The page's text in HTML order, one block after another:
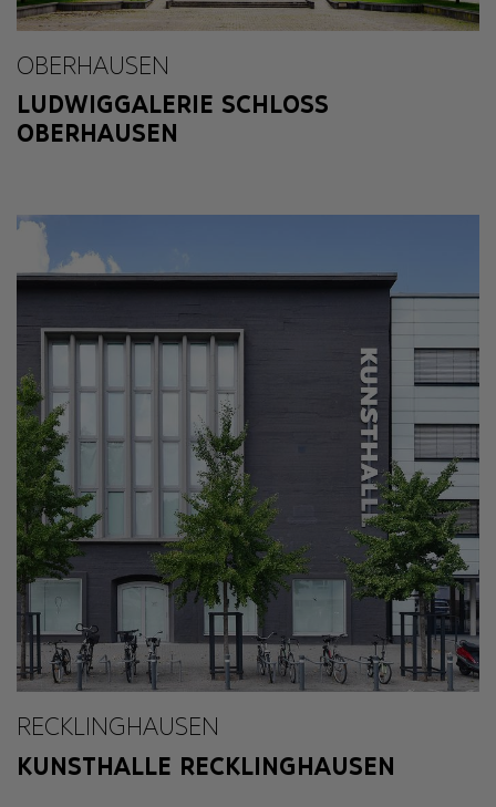
OBERHAUSEN
LUDWIGGALERIE SCHLOSS
OBERHAUSEN
RECKLINGHAUSEN
KUNSTHALLE RECKLINGHAUSEN